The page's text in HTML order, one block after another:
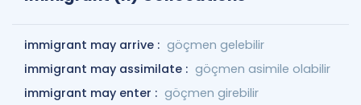
immigrant may arrive : göçmen gelebilir
immigrant may assimilate : göçmen asimile olabilir
immigrant may enter : göçmen girebilir